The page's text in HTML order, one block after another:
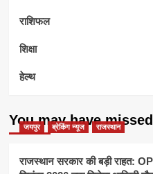
राशिफल
शिक्षा
हेल्थ
You may have missed
जयपुर ब्रेकिंग न्यूज राजस्थान
राजस्थान सरकार की बड़ी राहत: